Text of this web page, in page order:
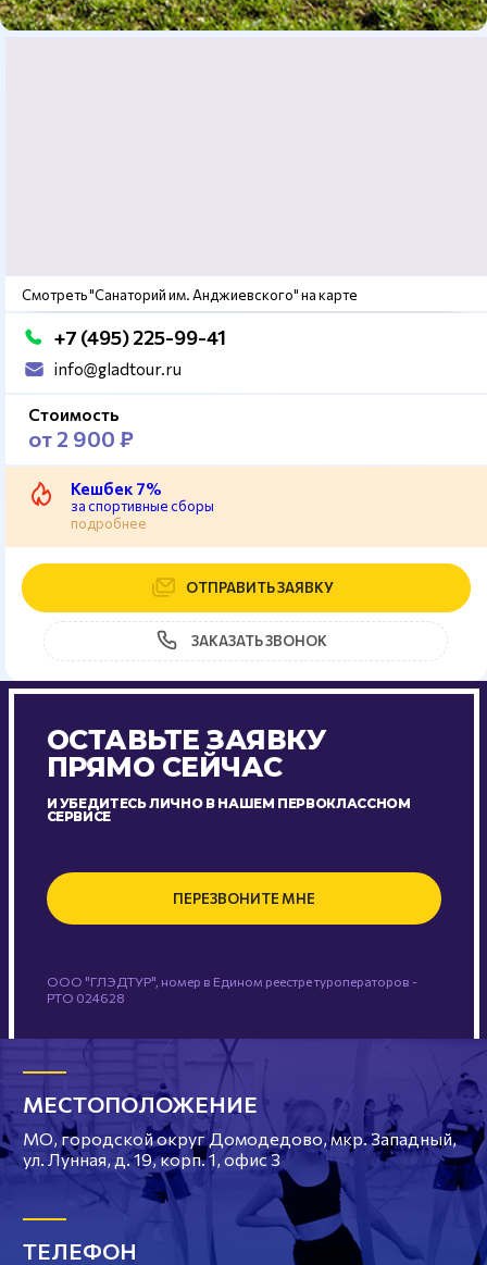
Смотреть "Санаторий им. Анджиевского" на карте
+7 (495) 225-99-41
info@gladtour.ru
Стоимость
от 2 900 ₽
Кешбек 7%
за спортивные сборы
подробнее
ОТПРАВИТЬ ЗАЯВКУ
ЗАКАЗАТЬ ЗВОНОК
ОСТАВЬТЕ ЗАЯВКУ
ПРЯМО СЕЙЧАС
И УБЕДИТЕСЬ ЛИЧНО В НАШЕМ ПЕРВОКЛАССНОМ
СЕРВИСЕ
ПЕРЕЗВОНИТЕ МНЕ
ООО "ГЛЭДТУР", номер в Едином реестре туроператоров -
РТО 024628
МЕСТОПОЛОЖЕНИЕ
МО, городской округ Домодедово, мкр. Западный,
ул. Лунная, д. 19, корп. 1, офис 3
ТЕЛЕФОН